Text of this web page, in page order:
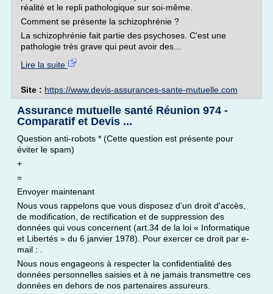
réalité et le repli pathologique sur soi-même.
Comment se présente la schizophrénie ?
La schizophrénie fait partie des psychoses. C'est une
pathologie très grave qui peut avoir des...
Lire la suite
Site : https://www.devis-assurances-sante-mutuelle.com
Assurance mutuelle santé Réunion 974 -
Comparatif et Devis ...
Question anti-robots * (Cette question est présente pour
éviter le spam)
+
=
Envoyer maintenant
Nous vous rappelons que vous disposez d'un droit d'accès,
de modification, de rectification et de suppression des
données qui vous concernent (art.34 de la loi « Informatique
et Libertés » du 6 janvier 1978). Pour exercer ce droit par e-
mail : .
Nous nous engageons à respecter la confidentialité des
données personnelles saisies et à ne jamais transmettre ces
données en dehors de nos partenaires assureurs.